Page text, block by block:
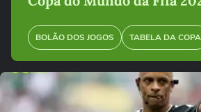
BOLÃO DOS JOGOS TABELA DA COPA
Ops!